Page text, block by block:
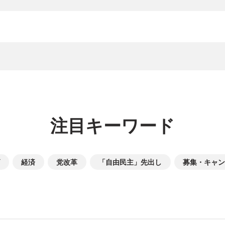
注目キーワード
経済 党改革 「自由民主」先出し 募集・キャ